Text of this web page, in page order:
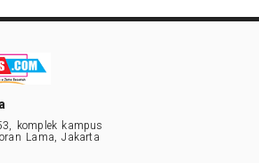
komplek kampus
Lama, Jakarta